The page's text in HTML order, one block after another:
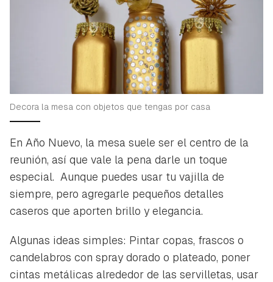
Decora la mesa con objetos que tengas por casa
En Año Nuevo, la mesa suele ser el centro de la
reunión, así que vale la pena darle un toque
especial. Aunque puedes usar tu vajilla de
siempre, pero agregarle pequeños detalles
caseros que aporten brillo y elegancia.
Algunas ideas simples: Pintar copas, frascos o
candelabros con spray dorado o plateado, poner
cintas metálicas alrededor de las servilletas, usar